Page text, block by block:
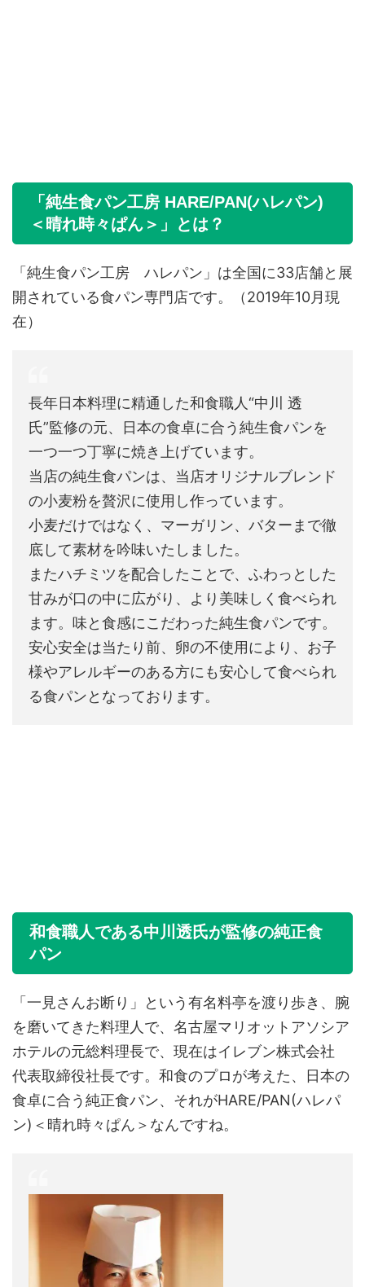
「純生食パン工房 HARE/PAN(ハレパン)
＜晴れ時々ぱん＞」とは？
「純生食パン工房 ハレパン」は全国に33店舗と展
開されている食パン専門店です。（2019年10月現
在）
長年日本料理に精通した和食職人“中川 透
氏”監修の元、日本の食卓に合う純生食パンを
一つ一つ丁寧に焼き上げています。
当店の純生食パンは、当店オリジナルブレンド
の小麦粉を贅沢に使用し作っています。
小麦だけではなく、マーガリン、バターまで徹
底して素材を吟味いたしました。
またハチミツを配合したことで、ふわっとした
甘みが口の中に広がり、より美味しく食べられ
ます。味と食感にこだわった純生食パンです。
安心安全は当たり前、卵の不使用により、お子
様やアレルギーのある方にも安心して食べられ
る食パンとなっております。
和食職人である中川透氏が監修の純正食
パン
「一見さんお断り」という有名料亭を渡り歩き、腕
を磨いてきた料理人で、名古屋マリオットアソシア
ホテルの元総料理長で、現在はイレブン株式会社
代表取締役社長です。和食のプロが考えた、日本の
食卓に合う純正食パン、それがHARE/PAN(ハレパ
ン)＜晴れ時々ぱん＞なんですね。